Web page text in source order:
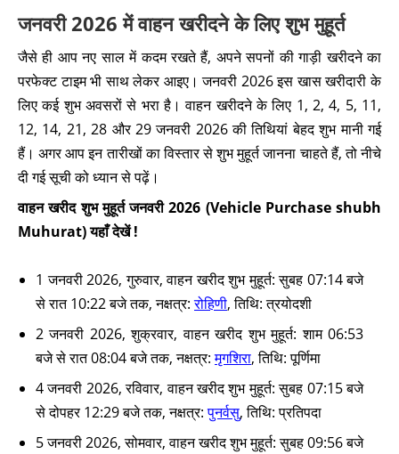
जनवरी 2026 में वाहन खरीदने के लिए शुभ मुहूर्त
जैसे ही आप नए साल में कदम रखते हैं, अपने सपनों की गाड़ी खरीदने का
परफेक्ट टाइम भी साथ लेकर आइए। जनवरी 2026 इस खास खरीदारी के
लिए कई शुभ अवसरों से भरा है। वाहन खरीदने के लिए 1, 2, 4, 5, 11,
12, 14, 21, 28 और 29 जनवरी 2026 की तिथियां बेहद शुभ मानी गई
हैं। अगर आप इन तारीखों का विस्तार से शुभ मुहूर्त जानना चाहते हैं, तो नीचे
दी गई सूची को ध्यान से पढ़ें।
वाहन खरीद शुभ मुहूर्त जनवरी 2026 (Vehicle Purchase shubh
Muhurat) यहाँ देखें !
1 जनवरी 2026, गुरुवार, वाहन खरीद शुभ मुहूर्त: सुबह 07:14 बजे
से रात 10:22 बजे तक, नक्षत्र:रोहिणी, तिथि: त्रयोदशी
2 जनवरी 2026, शुक्रवार, वाहन खरीद शुभ मुहूर्त: शाम 06:53
बजे से रात 08:04 बजे तक, नक्षत्र:मृगशिरा, तिथि: पूर्णिमा
4 जनवरी 2026, रविवार, वाहन खरीद शुभ मुहूर्त: सुबह 07:15 बजे
से दोपहर 12:29 बजे तक, नक्षत्र:पुनर्वसु, तिथि: प्रतिपदा
5 जनवरी 2026, सोमवार, वाहन खरीद शुभ मुहूर्त: सुबह 09:56 बजे